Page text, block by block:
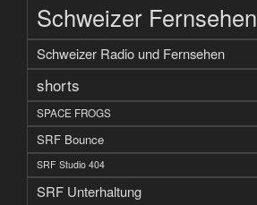
Schweizer Fernsehen
Schweizer Radio und Fernsehen
shorts
SPACE FROGS
SRF Bounce
SRF Studio 404
SRF Unterhaltung